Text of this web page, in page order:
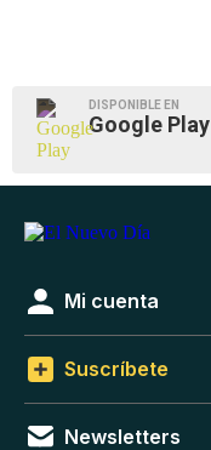
DISPONIBLE EN
Google Play
Mi cuenta
Suscríbete
Newsletters